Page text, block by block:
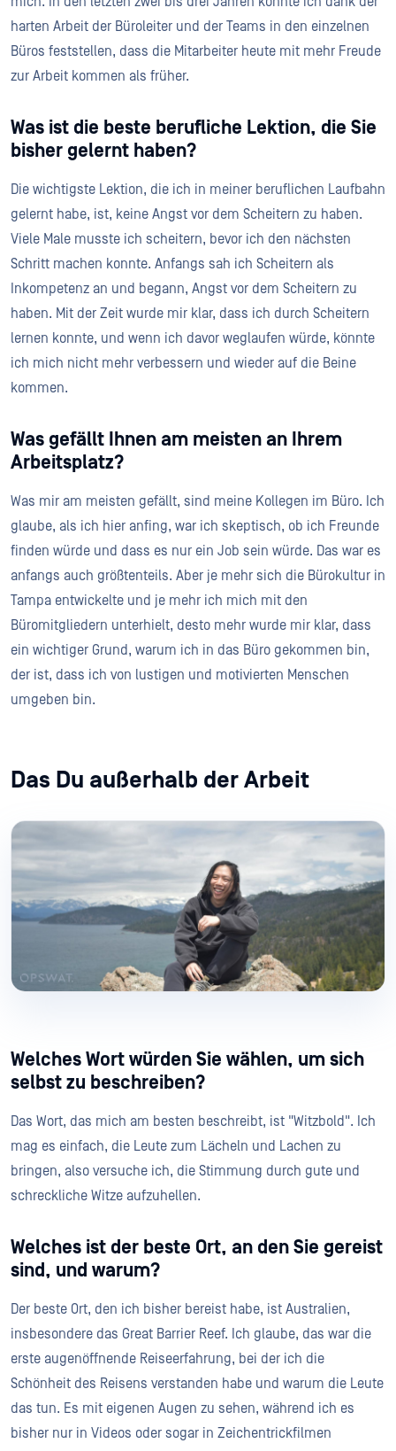
harten Arbeit der Büroleiter und der Teams in den einzelnen
Büros feststellen, dass die Mitarbeiter heute mit mehr Freude
zur Arbeit kommen als früher.
Was ist die beste berufliche Lektion, die Sie
bisher gelernt haben?
Die wichtigste Lektion, die ich in meiner beruflichen Laufbahn
gelernt habe, ist, keine Angst vor dem Scheitern zu haben.
Viele Male musste ich scheitern, bevor ich den nächsten
Schritt machen konnte. Anfangs sah ich Scheitern als
Inkompetenz an und begann, Angst vor dem Scheitern zu
haben. Mit der Zeit wurde mir klar, dass ich durch Scheitern
lernen konnte, und wenn ich davor weglaufen würde, könnte
ich mich nicht mehr verbessern und wieder auf die Beine
kommen.
Was gefällt Ihnen am meisten an Ihrem
Arbeitsplatz?
Was mir am meisten gefällt, sind meine Kollegen im Büro. Ich
glaube, als ich hier anfing, war ich skeptisch, ob ich Freunde
finden würde und dass es nur ein Job sein würde. Das war es
anfangs auch größtenteils. Aber je mehr sich die Bürokultur in
Tampa entwickelte und je mehr ich mich mit den
Büromitgliedern unterhielt, desto mehr wurde mir klar, dass
ein wichtiger Grund, warum ich in das Büro gekommen bin,
der ist, dass ich von lustigen und motivierten Menschen
umgeben bin.
Das Du außerhalb der Arbeit
Welches Wort würden Sie wählen, um sich
selbst zu beschreiben?
Das Wort, das mich am besten beschreibt, ist "Witzbold". Ich
mag es einfach, die Leute zum Lächeln und Lachen zu
bringen, also versuche ich, die Stimmung durch gute und
schreckliche Witze aufzuhellen.
Welches ist der beste Ort, an den Sie gereist
sind, und warum?
Der beste Ort, den ich bisher bereist habe, ist Australien,
insbesondere das Great Barrier Reef. Ich glaube, das war die
erste augenöffnende Reiseerfahrung, bei der ich die
Schönheit des Reisens verstanden habe und warum die Leute
das tun. Es mit eigenen Augen zu sehen, während ich es
bisher nur in Videos oder sogar in Zeichentrickfilmen